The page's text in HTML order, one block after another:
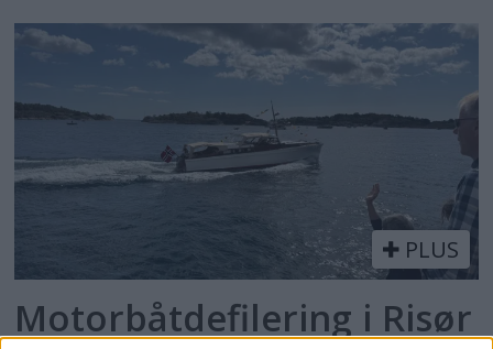
PLUS
Motorbåtdefilering i Risør